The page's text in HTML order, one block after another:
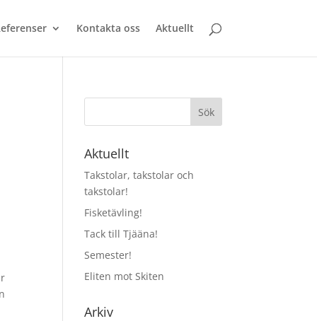
Kontakta oss Aktuellt
Aktuellt
Takstolar, takstolar och
takstolar!
Fisketävling!
Tack till Tjääna!
Semester!
Eliten mot Skiten
Arkiv